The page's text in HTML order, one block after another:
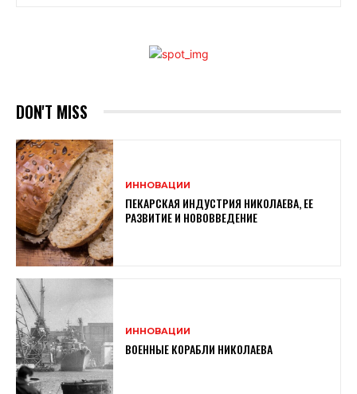
DON'T MISS
ИННОВАЦИИ
ПЕКАРСКАЯ ИНДУСТРИЯ НИКОЛАЕВА, ЕЕ
РАЗВИТИЕ И НОВОВВЕДЕНИЕ
ИННОВАЦИИ
ВОЕННЫЕ КОРАБЛИ НИКОЛАЕВА